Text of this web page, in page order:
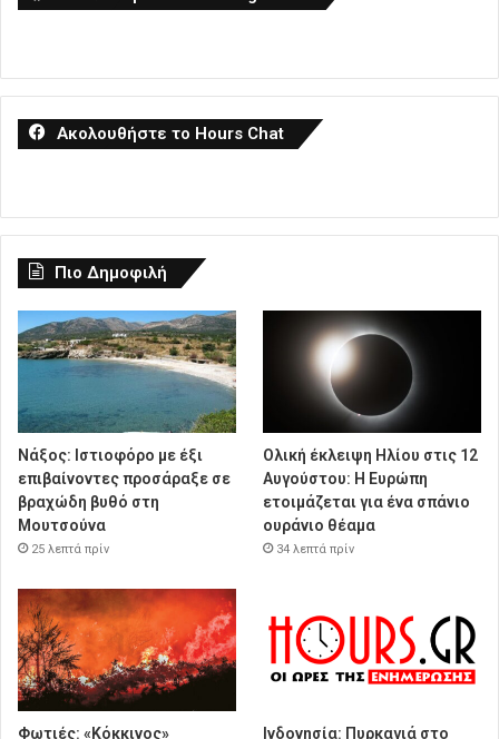
Ακολουθήστε το Hours Chat
Πιο Δημοφιλή
Νάξος: Ιστιοφόρο με έξι
επιβαίνοντες προσάραξε σε
βραχώδη βυθό στη
Μουτσούνα
25 λεπτά πρίν
Ολική έκλειψη Ηλίου στις 12
Αυγούστου: Η Ευρώπη
ετοιμάζεται για ένα σπάνιο
ουράνιο θέαμα
34 λεπτά πρίν
Φωτιές: «Κόκκινος»
Ινδονησία: Πυρκαγιά στο